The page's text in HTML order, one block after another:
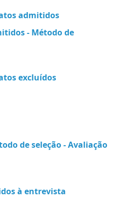
admitidos
- Método de
excluídos
de seleção - Avaliação
à entrevista